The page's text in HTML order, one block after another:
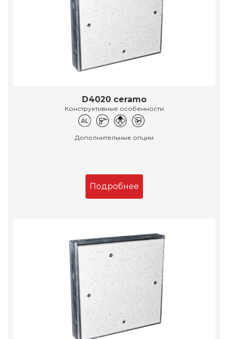
D4020 ceramo
Конструктивные особенности
Дополнительные опции
Подробнее